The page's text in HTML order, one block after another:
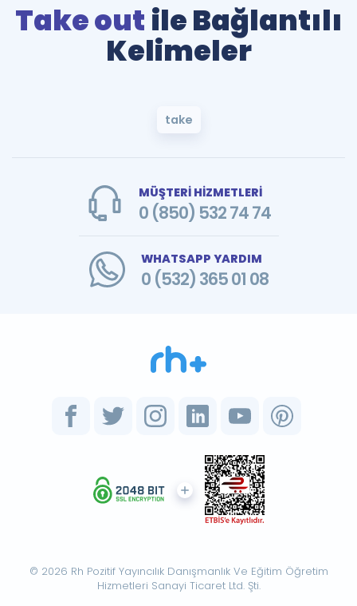
Take out ile Bağlantılı
Kelimeler
take
MÜŞTERİ HİZMETLERİ
0 (850) 532 74 74
WHATSAPP YARDIM
0 (532) 365 01 08
© 2026 Rh Pozitif Yayıncılık Danışmanlık Ve Eğitim Öğretim
Hizmetleri Sanayi Ticaret Ltd. Şti.